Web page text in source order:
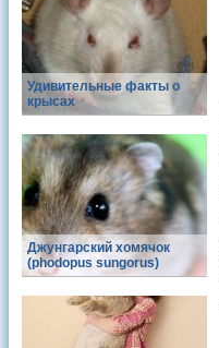
Удивительные факты о
крысах
Джунгарский хомячок
(phodopus sungorus)